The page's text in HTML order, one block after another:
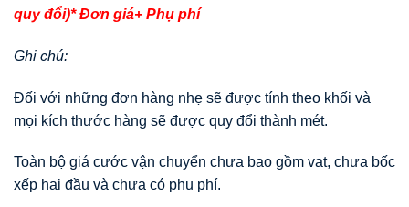
quy đổi)* Đơn giá+ Phụ phí
Ghi chú:
Đối với những đơn hàng nhẹ sẽ được tính theo khối và
mọi kích thước hàng sẽ được quy đổi thành mét.
Toàn bộ giá cước vận chuyển chưa bao gồm vat, chưa bốc
xếp hai đầu và chưa có phụ phí.